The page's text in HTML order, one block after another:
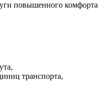
повышенного комфорта
транспорта,